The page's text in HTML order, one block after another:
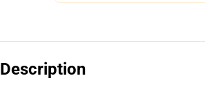
Description